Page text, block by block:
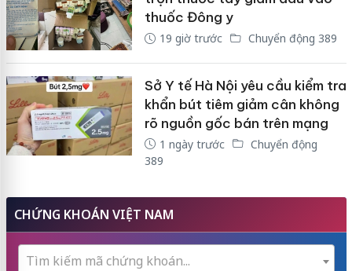
thuốc Đông y
19 giờ trước Chuyển động 389
Sở Y tế Hà Nội yêu cầu kiểm tra
khẩn bút tiêm giảm cân không
rõ nguồn gốc bán trên mạng
1 ngày trước
Chuyển động
389
CHỨNG KHOÁN VIỆT NAM
Tìm kiếm mã chứng khoán...